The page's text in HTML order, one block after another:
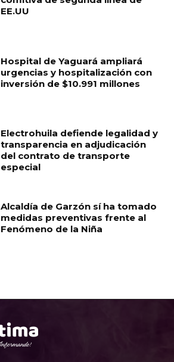
EE.UU
Hospital de Yaguará ampliará
urgencias y hospitalización con
inversión de $10.991 millones
Electrohuila defiende legalidad y
transparencia en adjudicación
del contrato de transporte
especial
Alcaldía de Garzón sí ha tomado
medidas preventivas frente al
Fenómeno de la Niña